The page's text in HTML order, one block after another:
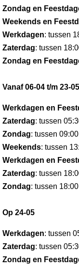
Zondag en
Weekends en
Werkdagen: tussen
Zaterdag: tussen
Zondag en
Vanaf 06-04 t/m 23-05
Werkdagen en
Zaterdag: tussen
Zondag: tussen
Weekends: tussen
Werkdagen en
Zaterdag: tussen
Zondag: tussen
Op 24-05
Werkdagen: tussen
Zaterdag: tussen
Zondag en